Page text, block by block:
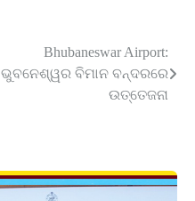
Bhubaneswar Airport:
ଭୁବନେଶ୍ୱର ବିମାନ ବନ୍ଦରରେ
ଉତ୍ତେଜନା